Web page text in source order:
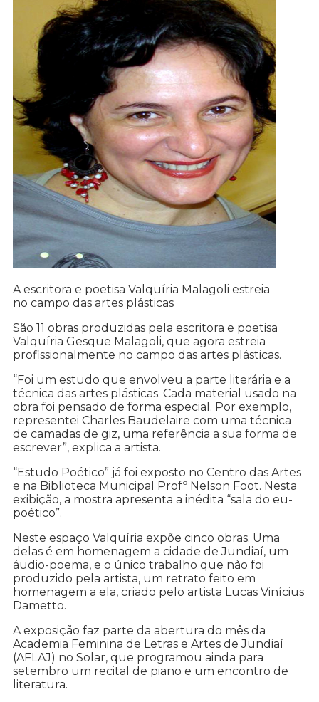
A escritora e poetisa Valquíria Malagoli estreia
no campo das artes plásticas
São 11 obras produzidas pela escritora e poetisa
Valquíria Gesque Malagoli, que agora estreia
profissionalmente no campo das artes plásticas.
“Foi um estudo que envolveu a parte literária e a
técnica das artes plásticas. Cada material usado na
obra foi pensado de forma especial. Por exemplo,
representei Charles Baudelaire com uma técnica
de camadas de giz, uma referência a sua forma de
escrever”, explica a artista.
“Estudo Poético” já foi exposto no Centro das Artes
e na Biblioteca Municipal Profº Nelson Foot. Nesta
exibição, a mostra apresenta a inédita “sala do eu-
poético”.
Neste espaço Valquíria expõe cinco obras. Uma
delas é em homenagem a cidade de Jundiaí, um
áudio-poema, e o único trabalho que não foi
produzido pela artista, um retrato feito em
homenagem a ela, criado pelo artista Lucas Vinícius
Dametto.
A exposição faz parte da abertura do mês da
Academia Feminina de Letras e Artes de Jundiaí
(AFLAJ) no Solar, que programou ainda para
setembro um recital de piano e um encontro de
literatura.